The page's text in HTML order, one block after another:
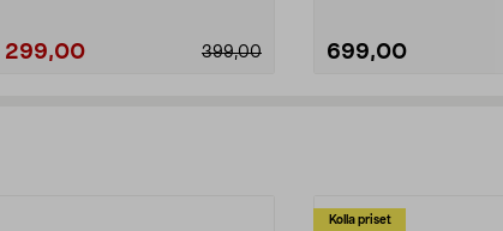
299,00 399,00 699,00
Kolla priset